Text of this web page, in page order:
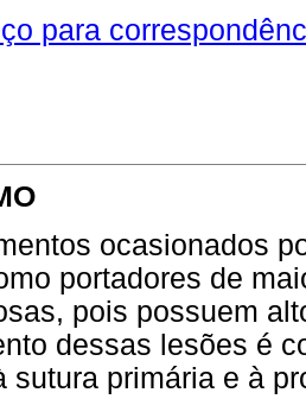
para
ocasionados
portadores de
pois possuem
dessas lesões é
sutura primária e à